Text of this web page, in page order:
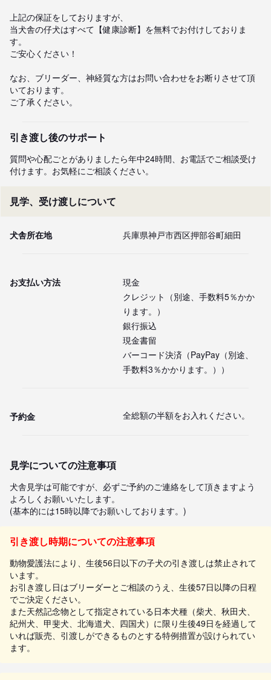
上記の保証をしておりますが、
当犬舎の仔犬はすべて【健康診断】を無料でお付けしておりま
す。
ご安心ください！
なお、ブリーダー、神経質な方はお問い合わせをお断りさせて頂
いております。
ご了承ください。
引き渡し後のサポート
質問や心配ごとがありましたら年中24時間、お電話でご相談受け
付けます。お気軽にご相談ください。
見学、受け渡しについて
犬舎所在地 兵庫県神戸市西区押部谷町細田
お支払い方法
現金
クレジット（別途、手数料5％かか
ります。）
銀行振込
現金書留
バーコード決済（PayPay（別途、
手数料3％かかります。））
予約金 全総額の半額をお入れください。
見学についての注意事項
犬舎見学は可能ですが、必ずご予約のご連絡をして頂きますよう
よろしくお願いいたします。
(基本的には15時以降でお願いしております。)
引き渡し時期についての注意事項
動物愛護法により、生後56日以下の子犬の引き渡しは禁止されて
います。
お引き渡し日はブリーダーとご相談のうえ、生後57日以降の日程
でご決定ください。
また天然記念物として指定されている日本犬種（柴犬、秋田犬、
紀州犬、甲斐犬、北海道犬、四国犬）に限り生後49日を経過して
いれば販売、引渡しができるものとする特例措置が設けられてい
ます。